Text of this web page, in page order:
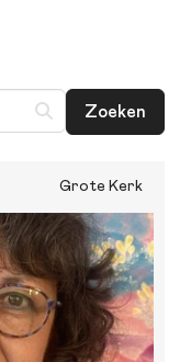
Zoeken
Grote Kerk